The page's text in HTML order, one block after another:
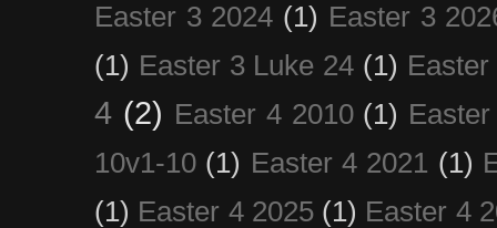
Easter 3 2024 (1) Easter 3
(1) Easter 3 Luke 24 (1)
4 (2) Easter 4 2010 (1)
10v1-10 (1) Easter 4 2021 (1)
(1) Easter 4 2025 (1) Easter 4